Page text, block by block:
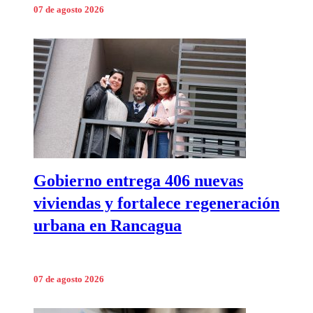
07 de agosto 2026
Gobierno entrega 406 nuevas
viviendas y fortalece regeneración
urbana en Rancagua
07 de agosto 2026